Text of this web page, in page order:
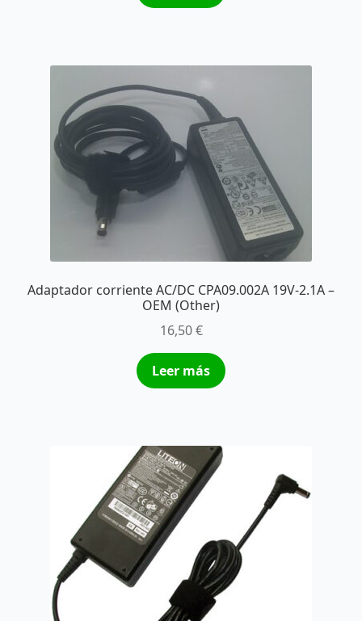
Adaptador corriente AC/DC CPA09.002A 19V-2.1A –
OEM (Other)
16,50€
Leer más